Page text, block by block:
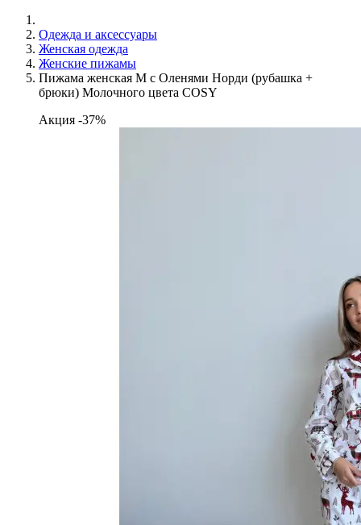
Одежда и аксессуары
Женская одежда
Женские пижамы
Пижама женская M с Оленями Норди (рубашка +
брюки) Молочного цвета COSY
Акция -37%